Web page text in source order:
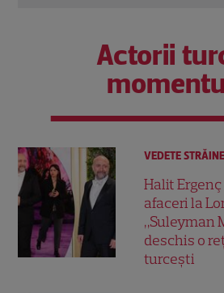
Actorii
VEDETE STRĂINE
Halit
afaceri la
„Suleyman
deschis o
turcești